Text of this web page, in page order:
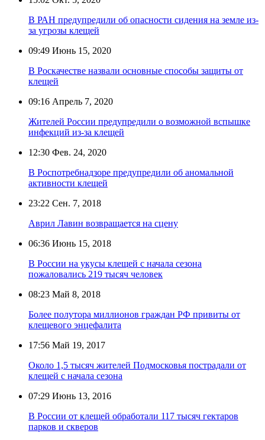
В РАН предупредили об опасности сидения на земле из-
за угрозы клещей
09:49 Июнь 15, 2020
В Роскачестве назвали основные способы защиты от
клещей
09:16 Апрель 7, 2020
Жителей России предупредили о возможной вспышке
инфекций из-за клещей
12:30 Фев. 24, 2020
В Роспотребнадзоре предупредили об аномальной
активности клещей
23:22 Сен. 7, 2018
Аврил Лавин возвращается на сцену
06:36 Июнь 15, 2018
В России на укусы клещей с начала сезона
пожаловались 219 тысяч человек
08:23 Май 8, 2018
Более полутора миллионов граждан РФ привиты от
клещевого энцефалита
17:56 Май 19, 2017
Около 1,5 тысяч жителей Подмосковья пострадали от
клещей с начала сезона
07:29 Июнь 13, 2016
В России от клещей обработали 117 тысяч гектаров
парков и скверов